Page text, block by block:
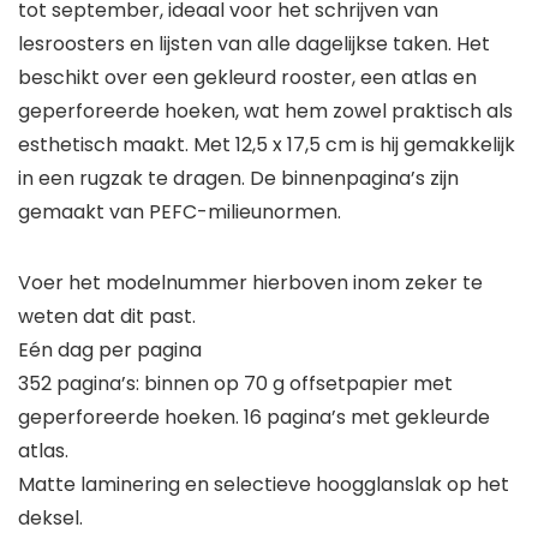
tot september, ideaal voor het schrijven van
lesroosters en lijsten van alle dagelijkse taken. Het
beschikt over een gekleurd rooster, een atlas en
geperforeerde hoeken, wat hem zowel praktisch als
esthetisch maakt. Met 12,5 x 17,5 cm is hij gemakkelijk
in een rugzak te dragen. De binnenpagina’s zijn
gemaakt van PEFC-milieunormen.
Voer het modelnummer hierboven inom zeker te
weten dat dit past.
Eén dag per pagina
352 pagina’s: binnen op 70 g offsetpapier met
geperforeerde hoeken. 16 pagina’s met gekleurde
atlas.
Matte laminering en selectieve hoogglanslak op het
deksel.